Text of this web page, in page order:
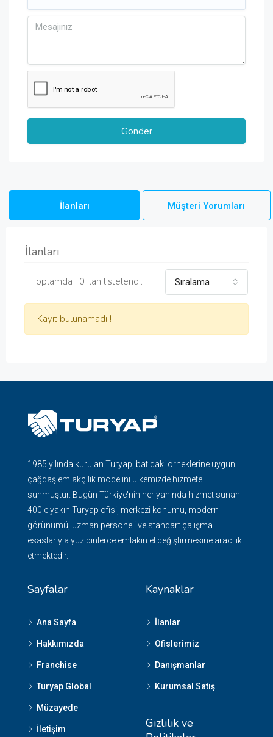
İlanları Müşteri Yorumları
İlanları
Toplamda : 0 ilan listelendi. Sıralama
Kayıt bulunamadı !
1985 yılında kurulan Turyap, batıdaki örneklerine uygun
çağdaş emlakçılık modelini ülkemizde hizmete
sunmuştur. Bugün Türkiye'nin her yanında hizmet sunan
400'e yakın Turyap ofisi, merkezi konumu, modern
görünümü, uzman personeli ve standart çalışma
esaslarıyla yüz binlerce emlakın el değiştirmesine aracılık
etmektedir.
Sayfalar
Ana Sayfa
Hakkımızda
Franchise
Turyap Global
Müzayede
İletişim
Kaynaklar
İlanlar
Ofislerimiz
Danışmanlar
Kurumsal Satış
Gizlilik ve